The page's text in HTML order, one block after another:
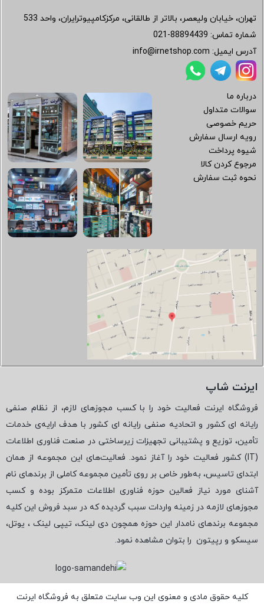
تهران، خیابان ولیعصر، بالاتر از طالقانی، مرکزکامپیوترایران، واحد 533
شماره تماس: 021-88894439
آدرس ایمیل: info@irnetshop.com
درباره ما
سوالات متداول
حریم خصوصی
رویه ارسال سفارش
شیوه پرداخت
مرجوع کردن کالا
نحوه ثبت سفارش
ایرنت شاپ
فروشگاه ایرنت فعالیت خود را با کسب مجوزهای لازم، از نظام صنفی
رایانه ای کشور و اتحادیه صنفی رایانه ای کشور با هدف ارایه‌ی خدمات
تأمین، توزیع و پشتیبانی تجهیزات زیرساختی در صنعت فناوری اطلاعات
(
IT) کشور فعالیت خود را آغاز نمود. فعالیت‌های این مجموعه از همان
ابتدای تاسیس، به‌طور خاص بر روی تأمین مجموعه کاملی از برندهای نام
آشنای مورد نیاز فعالین حوزه فناوری اطلاعات متمرکز بوده و کسب
مجوزهای لازمه در زمینه واردات سبب گردیده که در سبد فروش این کلیه
مجموعه برندهای نامدار این حوزه همچون دی لینک، تیپی لینک ، یوتل،
سیسکو و رپیتون را بتوان مشاهده نمود.
کلیه حقوق مادی و معنوی این وب سایت متعلق به فروشگاه ایرنت